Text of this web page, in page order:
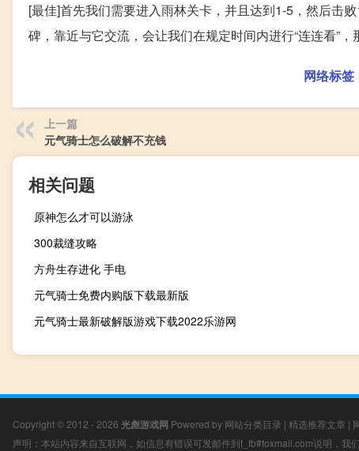
[最佳]首先我们需要进入雨林关卡，并且达到1-5，然后击
碑，靠近与它交流，会让我们在规定时间内进行“连连看”
网络标签
上一篇
元气骑士怎么破解不充钱
相关问题
原神怎么才可以游泳
300裁缝攻略
方舟生存进化 手电
元气骑士免费内购版下载最新版
元气骑士最新破解版游戏下载2022乐游网
Copyright © 2012 - 2026 光彪游戏网 Powered by 网站分类目录 | 精选推荐文章 |
声明：本站内容来自互联网，如信息有错误可发邮件到f_fb#foxmail.com说明，我